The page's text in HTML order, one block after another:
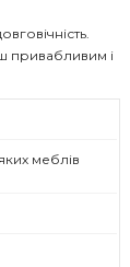
меблів
привабливим і